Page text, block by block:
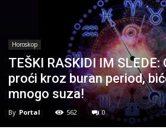
Horoskop
TEŠKI RASKIDI IM
proći kroz buran period,
mnogo suza!
By Portal 562 0